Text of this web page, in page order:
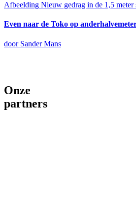
Afbeelding Nieuw gedrag in de 1,5 meter
Even naar de Toko op
door Sander Mans
Onze
partners